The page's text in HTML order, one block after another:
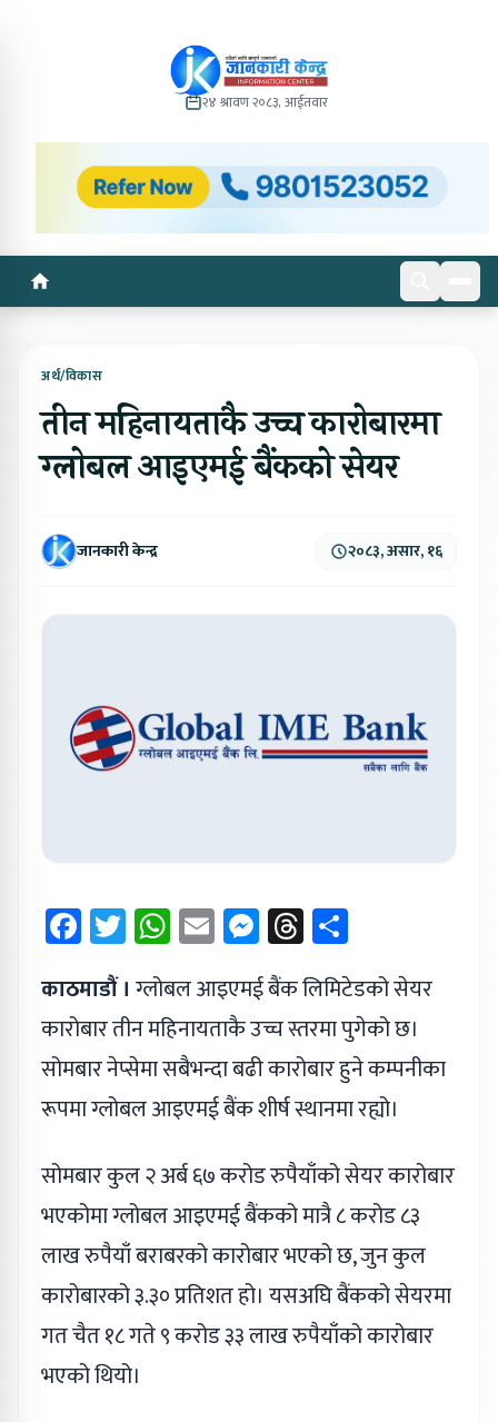
२४ श्रावण २०८३, आईतवार
अर्थ/विकास
तीन महिनायताकै उच्च कारोबारमा
ग्लोबल आइएमई बैंकको सेयर
जानकारी केन्द्र २०८३, असार, १६
Facebook
Twitter
WhatsApp
EmailMessenger
Threads
काठमाडौं । ग्लोबल आइएमई बैंक लिमिटेडको सेयर
कारोबार तीन महिनायताकै उच्च स्तरमा पुगेको छ।
सोमबार नेप्सेमा सबैभन्दा बढी कारोबार हुने कम्पनीका
रूपमा ग्लोबल आइएमई बैंक शीर्ष स्थानमा रह्यो।
सोमबार कुल २ अर्ब ६७ करोड रुपैयाँको सेयर कारोबार
भएकोमा ग्लोबल आइएमई बैंकको मात्रै ८ करोड ८३
लाख रुपैयाँ बराबरको कारोबार भएको छ, जुन कुल
कारोबारको ३.३० प्रतिशत हो। यसअघि बैंकको सेयरमा
गत चैत १८ गते ९ करोड ३३ लाख रुपैयाँको कारोबार
भएको थियो।